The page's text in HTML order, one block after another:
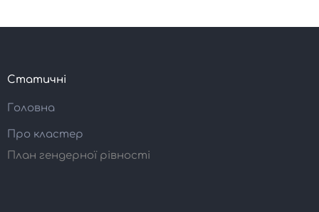
Статичні
Головна
Про кластер
План гендерної рівності